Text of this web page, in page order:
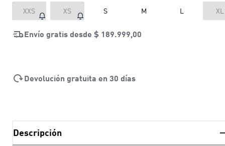
XXS XS S M L XL
Envío gratis desde $ 189.999,00
Devolución gratuita en 30 días
Descripción